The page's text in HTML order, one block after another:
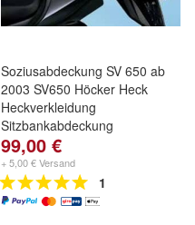
Soziusabdeckung SV 650 ab
2003 SV650 Höcker Heck
Heckverkleidung
Sitzbankabdeckung
99,00 €
+ 5,00 € Versand
1